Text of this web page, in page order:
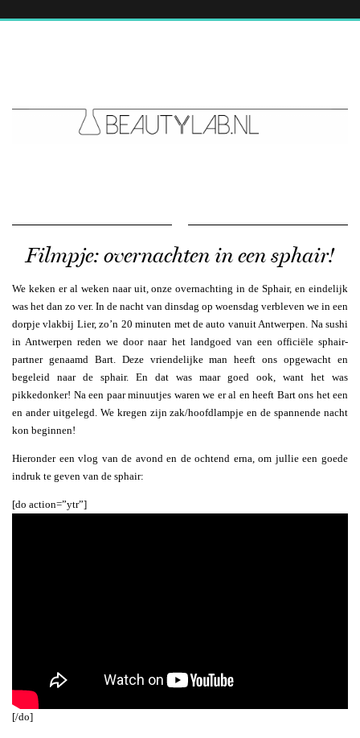
Filmpje: overnachten in een sphair!
We keken er al weken naar uit, onze overnachting in de Sphair, en eindelijk
was het dan zo ver. In de nacht van dinsdag op woensdag verbleven we in een
dorpje vlakbij Lier, zo’n 20 minuten met de auto vanuit Antwerpen. Na sushi
in Antwerpen reden we door naar het landgoed van een officiële sphair-
partner genaamd Bart. Deze vriendelijke man heeft ons opgewacht en
begeleid naar de sphair. En dat was maar goed ook, want het was
pikkedonker! Na een paar minuutjes waren we er al en heeft Bart ons het een
en ander uitgelegd. We kregen zijn zak/hoofdlampje en de spannende nacht
kon beginnen!
Hieronder een vlog van de avond en de ochtend erna, om jullie een goede
indruk te geven van de sphair:
[do action=”ytr”]
[/do]